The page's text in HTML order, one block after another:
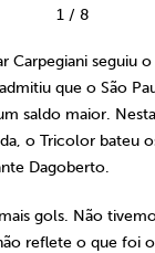
1 / 8
Carpegiani seguiu
que o São
saldo maior.
o Tricolor bateu
Dagoberto.
gols. Não
reflete o que foi